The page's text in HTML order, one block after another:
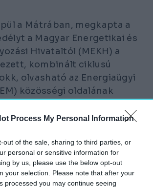
Process My Personal Information
out of the sale, sharing to third parties, or
personal or sensitive information for
by us, please use the below opt-out
your selection. Please note that after your
processed you may continue seeing
a Mátrában, megkapta a
a Magyar Energetikai és
Hivataltól (MEKH) a
kombinált ciklusú
olvasható az Energiaügyi
közösségi oldalának
feltétel
a kivitelezés, a
indul. Magyarországon
épült utoljára áramtermelő